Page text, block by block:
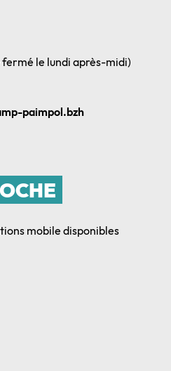
le lundi après-midi)
paimpol.bzh
mobile disponibles